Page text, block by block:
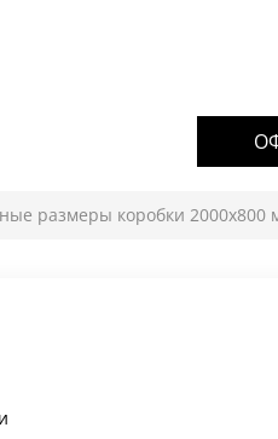
размеры коробки 2000х800